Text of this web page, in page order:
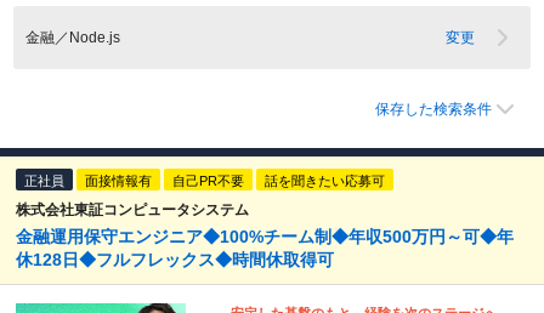
金融／Node.js 変更
保存した検索条件
正社員 面接情報有 自己PR不要 話を聞きたい応募可
株式会社東証コンピュータシステム
金融運用保守エンジニア◆100%チーム制◆年収500万円～可◆年
休128日◆フルフレックス◆時間休取得可